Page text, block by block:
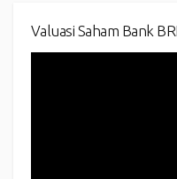
Valuasi Saham Bank